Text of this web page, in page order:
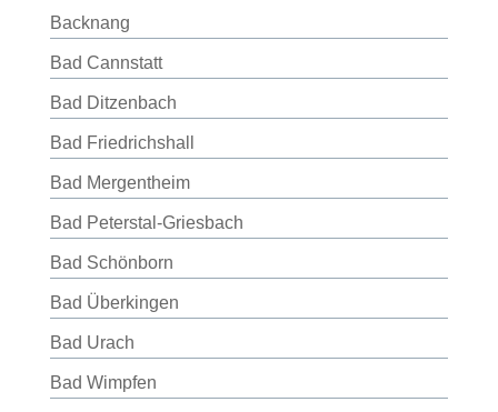
Backnang
Bad Cannstatt
Bad Ditzenbach
Bad Friedrichshall
Bad Mergentheim
Bad Peterstal-Griesbach
Bad Schönborn
Bad Überkingen
Bad Urach
Bad Wimpfen